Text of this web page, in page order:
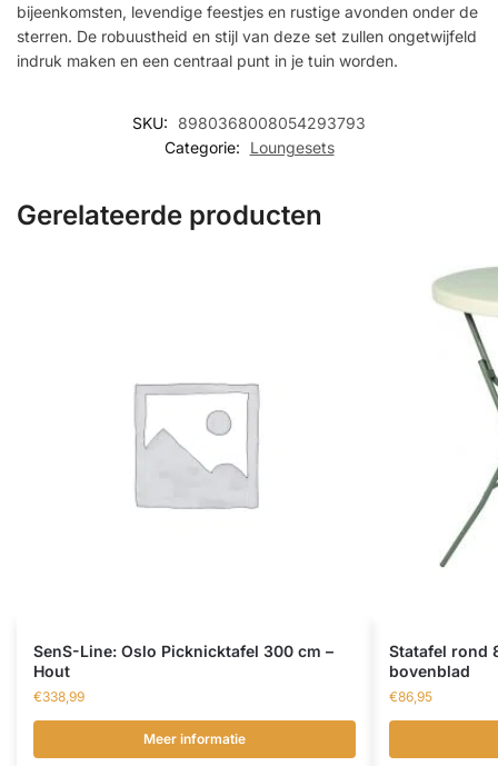
bijeenkomsten, levendige feestjes en rustige avonden onder de
sterren. De robuustheid en stijl van deze set zullen ongetwijfeld
indruk maken en een centraal punt in je tuin worden.
SKU:
8980368008054293793
Categorie:
Loungesets
Gerelateerde producten
SenS-Line: Oslo Picknicktafel 300 cm –
Hout
€338,99
Meer informatie
Statafel rond
bovenblad
€86,95